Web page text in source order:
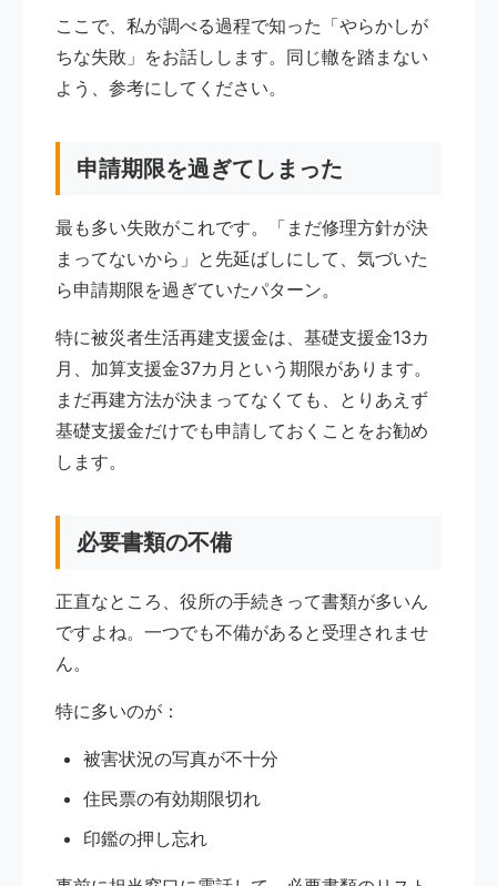
ここで、私が調べる過程で知った「やらかしが
ちな失敗」をお話しします。同じ轍を踏まない
よう、参考にしてください。
申請期限を過ぎてしまった
最も多い失敗がこれです。「まだ修理方針が決
まってないから」と先延ばしにして、気づいた
ら申請期限を過ぎていたパターン。
特に被災者生活再建支援金は、基礎支援金13カ
月、加算支援金37カ月という期限があります。
まだ再建方法が決まってなくても、とりあえず
基礎支援金だけでも申請しておくことをお勧め
します。
必要書類の不備
正直なところ、役所の手続きって書類が多いん
ですよね。一つでも不備があると受理されませ
ん。
特に多いのが：
被害状況の写真が不十分
住民票の有効期限切れ
印鑑の押し忘れ